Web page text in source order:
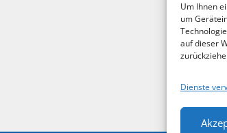
Um Ihnen
um
auf dieser
Dienste